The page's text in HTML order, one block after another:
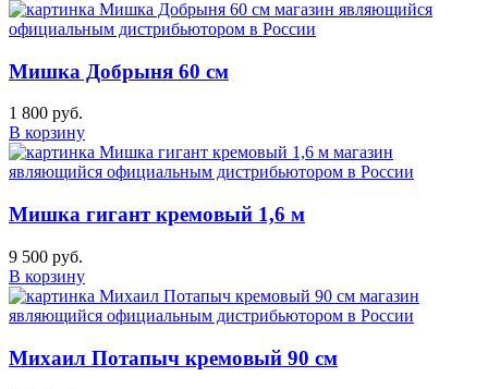
Мишка Добрыня 60 см
1 800 руб.
В корзину
Мишка гигант кремовый 1,6 м
9 500 руб.
В корзину
Михаил Потапыч кремовый 90 см